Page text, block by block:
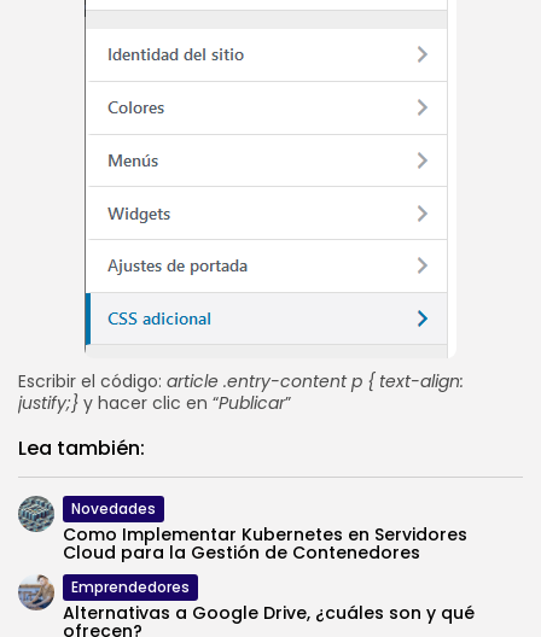
Escribir el código: article .entry-content p { text-align:
justify;} y hacer clic en “Publicar”
Lea también:
Novedades
Como Implementar Kubernetes en Servidores
Cloud para la Gestión de Contenedores
Emprendedores
Alternativas a Google Drive, ¿cuáles son y qué
ofrecen?